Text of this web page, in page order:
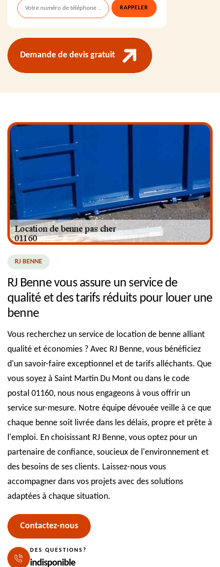
Demande de devis gratuit
RJ BENNE
RJ Benne vous assure un service de
qualité et des tarifs réduits pour louer une
benne
Vous recherchez un service de location de benne alliant
qualité et économies ? Avec RJ Benne, vous bénéficiez
d'un savoir-faire exceptionnel et de tarifs alléchants. Que
vous soyez à Saint Martin Du Mont ou dans le code
postal 01160, nous nous engageons à vous offrir un
service sur-mesure. Notre équipe dévouée veille à ce que
chaque benne soit livrée dans les délais, propre et prête à
l'emploi. En choisissant RJ Benne, vous optez pour un
partenaire de confiance, soucieux de l'environnement et
des besoins de ses clients. Laissez-nous vous
accompagner dans vos projets avec des solutions
adaptées à chaque situation.
Contactez-nous
DES QUESTIONS?
indisponible